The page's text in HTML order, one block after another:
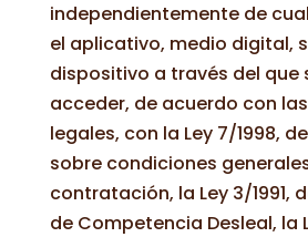
independientemente de
el aplicativo, medio digital,
dispositivo a través del que
acceder, de acuerdo con
legales, con la Ley 7/1998,
sobre condiciones
contratación, la Ley 3/1991,
de Competencia Desleal, la